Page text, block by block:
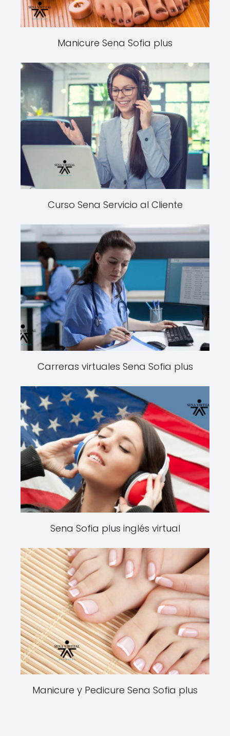
Manicure Sena Sofia plus
Curso Sena Servicio al Cliente
Carreras virtuales Sena Sofia plus
Sena Sofia plus inglés virtual
Manicure y Pedicure Sena Sofia plus